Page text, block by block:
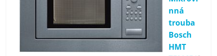
telefony,
kávovary,
nná
trouba
Bosch
HMT